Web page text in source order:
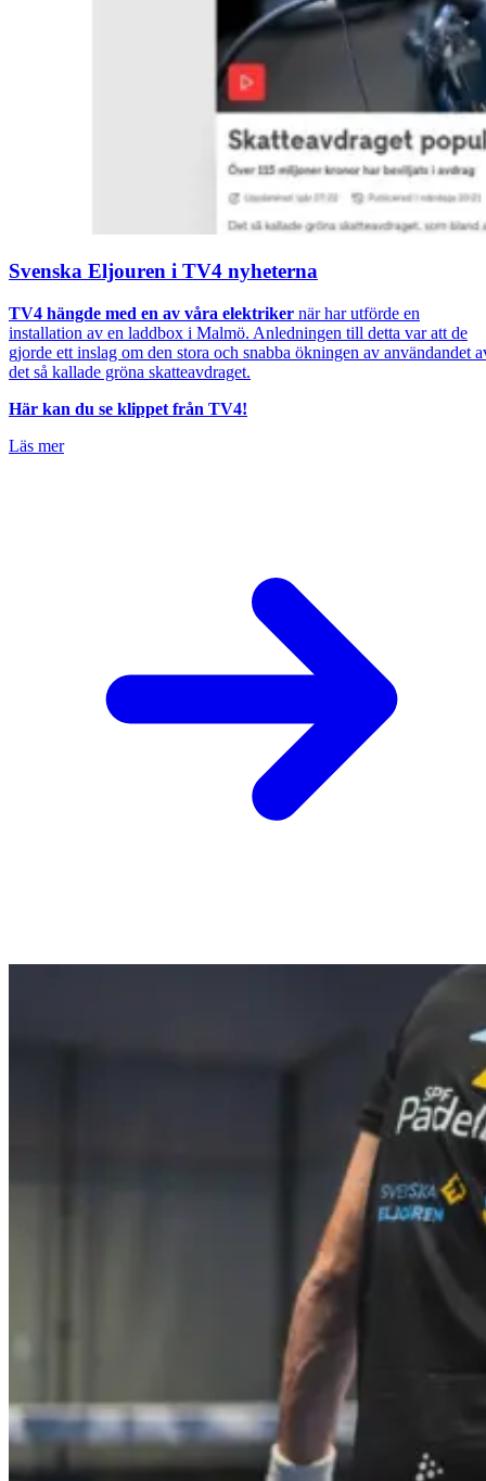
Svenska Eljouren i TV4 nyheterna
TV4 hängde med en av våra elektriker när har utförde en
installation av en laddbox i Malmö. Anledningen till detta var att de
gjorde ett inslag om den stora och snabba ökningen av användandet
det så kallade gröna skatteavdraget.
Här kan du se klippet från TV4!
Läs mer